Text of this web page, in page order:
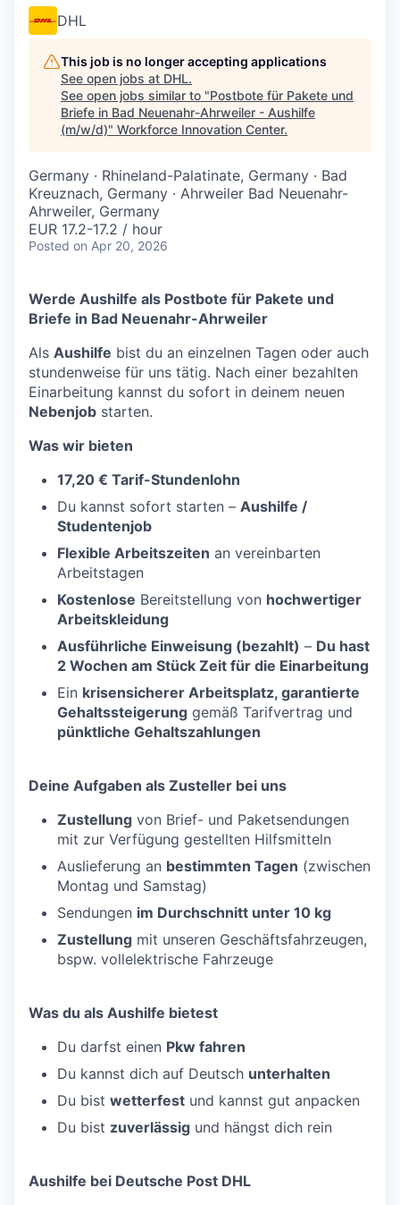
DHL
This job is no longer accepting applications
See open jobs at DHL.
See open jobs similar to "Postbote für Pakete und
Briefe in Bad Neuenahr-Ahrweiler - Aushilfe
(m/w/d)" Workforce Innovation Center.
Germany · Rhineland-Palatinate, Germany · Bad
Kreuznach, Germany · Ahrweiler Bad Neuenahr-
Ahrweiler, Germany
EUR 17.2-17.2 / hour
Posted on Apr 20, 2026
Werde Aushilfe als Postbote für Pakete und
Briefe in Bad Neuenahr-Ahrweiler
Als Aushilfe bist du an einzelnen Tagen oder auch
stundenweise für uns tätig. Nach einer bezahlten
Einarbeitung kannst du sofort in deinem neuen
Nebenjob starten.
Was wir bieten
17,20 € Tarif-Stundenlohn
Du kannst sofort starten – Aushilfe /
Studentenjob
Flexible Arbeitszeiten an vereinbarten
Arbeitstagen
Kostenlose Bereitstellung von hochwertiger
Arbeitskleidung
Ausführliche Einweisung (bezahlt) – Du hast
2 Wochen am Stück Zeit für die Einarbeitung
Ein krisensicherer Arbeitsplatz, garantierte
Gehaltssteigerung gemäß Tarifvertrag und
pünktliche Gehaltszahlungen
Deine Aufgaben als Zusteller bei uns
Zustellung von Brief- und Paketsendungen
mit zur Verfügung gestellten Hilfsmitteln
Auslieferung an bestimmten Tagen (zwischen
Montag und Samstag)
Sendungen im Durchschnitt unter 10 kg
Zustellung mit unseren Geschäftsfahrzeugen,
bspw. vollelektrische Fahrzeuge
Was du als Aushilfe bietest
Du darfst einen Pkw fahren
Du kannst dich auf Deutsch unterhalten
Du bist wetterfest und kannst gut anpacken
Du bist zuverlässig und hängst dich rein
Aushilfe bei Deutsche Post DHL